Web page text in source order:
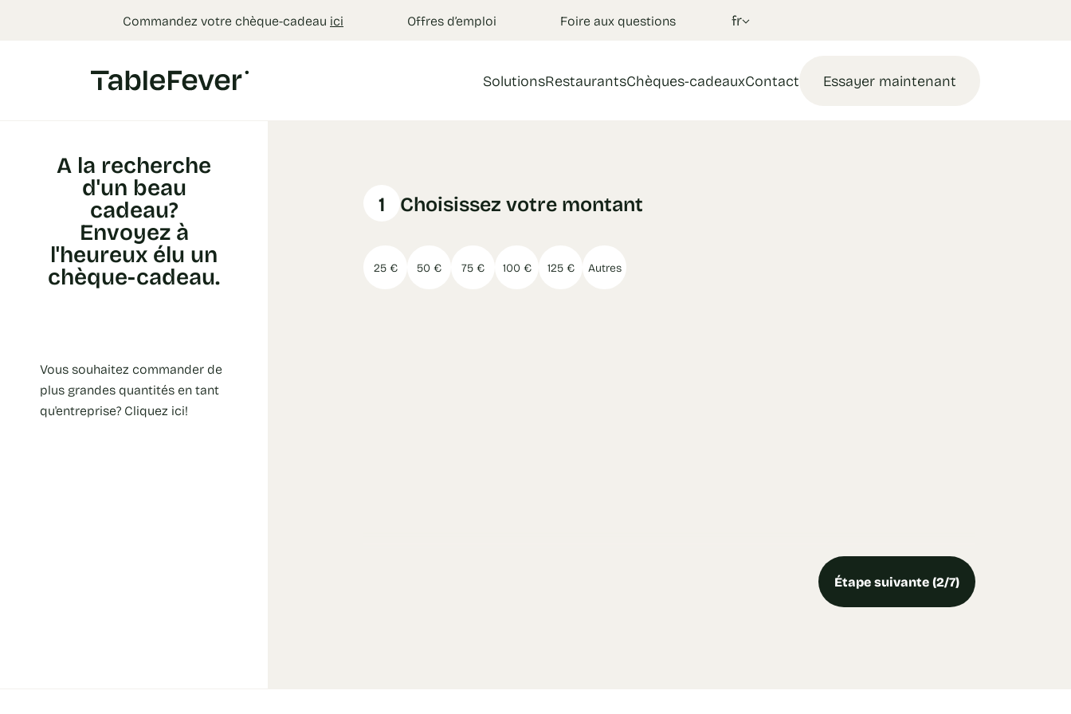
Commandez votre chèque-cadeau ici Offres d’emploi Foire aux questions fr
Essayer maintenant
SolutionsRestaurantsChèques-cadeauxContact
A la recherche
d'un beau
cadeau?
Envoyez à
l'heureux élu un
chèque-cadeau.
Vous souhaitez commander de
plus grandes quantités en tant
qu'entreprise? Cliquez ici!
1 Choisissez votre montant
25 € 50 € 75 € 100 € 125 € Autres
Étape suivante (2/7)